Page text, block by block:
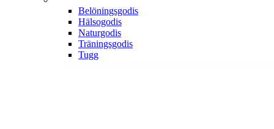
Belöningsgodis
Hälsogodis
Naturgodis
Träningsgodis
Tugg